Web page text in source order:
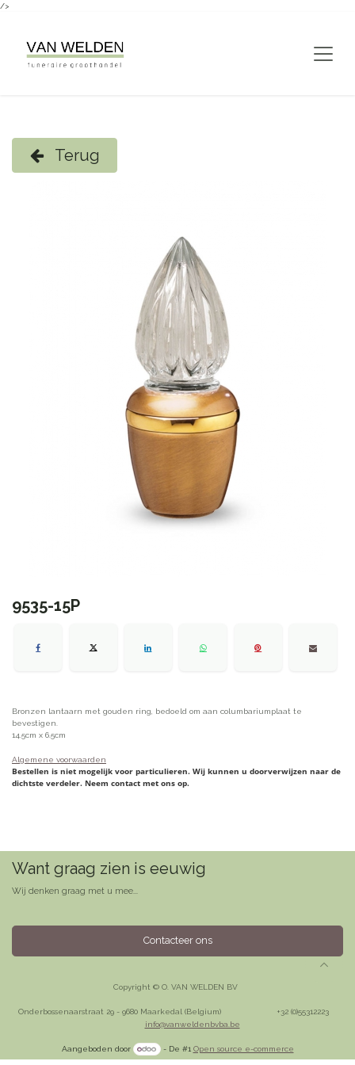
/>
Terug
9535-15P
Bronzen lantaarn met gouden ring, bedoeld om aan columbariumplaat te
bevestigen.
14.5cm x 6.5cm
Algemene voorwaarden
Bestellen is niet mogelijk voor particulieren. Wij kunnen u doorverwijzen naar de
dichtste verdeler. Neem contact met ons op.
Want graag zien is eeuwig
Wij denken graag met u mee...
Contacteer ons
Copyright © O. VAN WELDEN BV
Onderbossenaarstraat 29 - 9680 Maarkedal (Belgium)
​+32 (0)55312223
info@vanweldenbvba.be
Aangeboden door - De #1 Open source e-commerce